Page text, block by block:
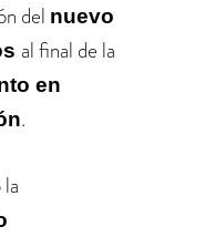
del nuevo
al final de la
en
.